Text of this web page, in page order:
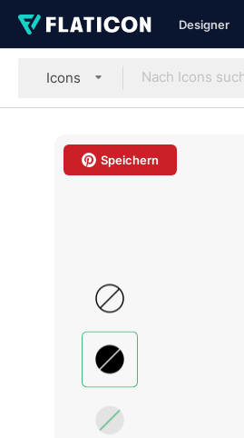
Designer
Icons
Speichern